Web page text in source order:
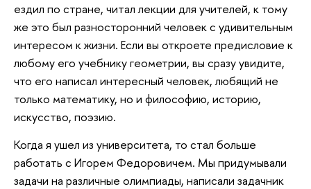
ездил по стране, читал лекции для учителей, к тому
же это был разносторонний человек с удивительным
интересом к жизни. Если вы откроете предисловие к
любому его учебнику геометрии, вы сразу увидите,
что его написал интересный человек, любящий не
только математику, но и философию, историю,
искусство, поэзию.
Когда я ушел из университета, то стал больше
работать с Игорем Федоровичем. Мы придумывали
задачи на различные олимпиады, написали задачник